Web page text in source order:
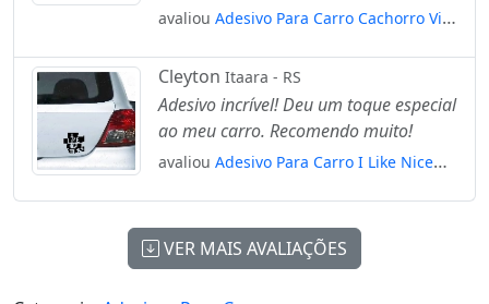
avaliou Adesivo Para Carro Cachorro Vira
Cleyton Itaara - RS
Adesivo incrível! Deu um toque especial
ao meu carro. Recomendo muito!
avaliou Adesivo Para Carro I Like Nice
VER MAIS AVALIAÇÕES